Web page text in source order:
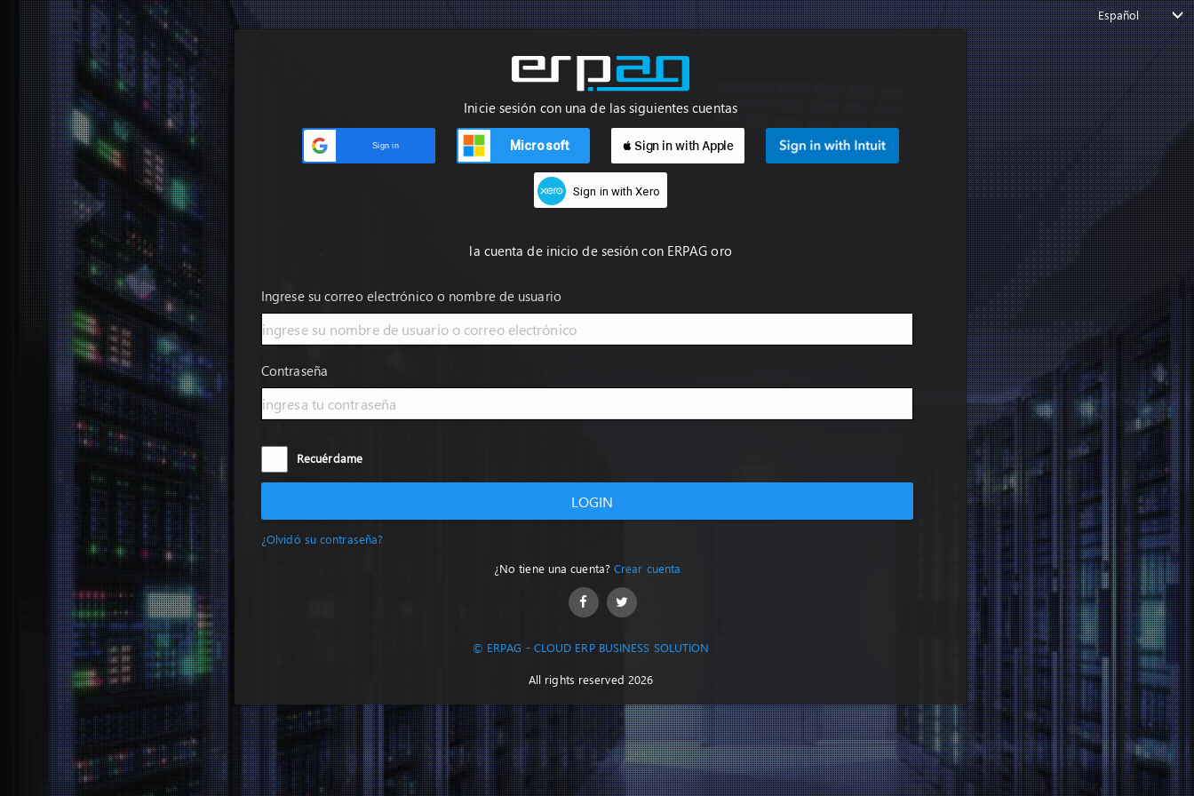
Español
Inicie sesión con una de las siguientes cuentas
Sign in Microsoft  Sign in with Apple
Sign in with Xero
la cuenta de inicio de sesión con ERPAG oro
Ingrese su correo electrónico o nombre de usuario
Contraseña
Recuérdame
LOGIN
¿Olvidó su contraseña?
¿No tiene una cuenta?Crear cuenta
© ERPAG - CLOUD ERP BUSINESS SOLUTION
All rights reserved 2026